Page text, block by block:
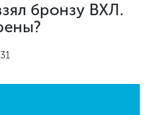
бронзу ВХЛ.